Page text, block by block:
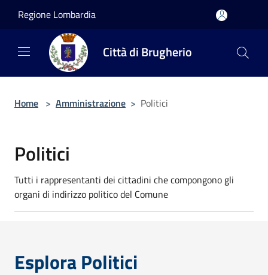
Regione Lombardia
Città di Brugherio
Home > Amministrazione > Politici
Politici
Tutti i rappresentanti dei cittadini che compongono gli
organi di indirizzo politico del Comune
Esplora Politici